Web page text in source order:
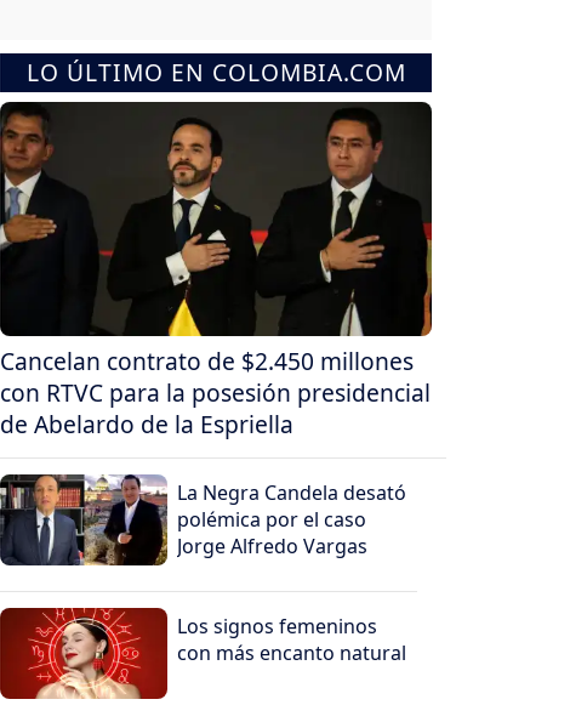
LO ÚLTIMO EN COLOMBIA.COM
Cancelan contrato de $2.450 millones
con RTVC para la posesión presidencial
de Abelardo de la Espriella
La Negra Candela desató
polémica por el caso
Jorge Alfredo Vargas
Los signos femeninos
con más encanto natural